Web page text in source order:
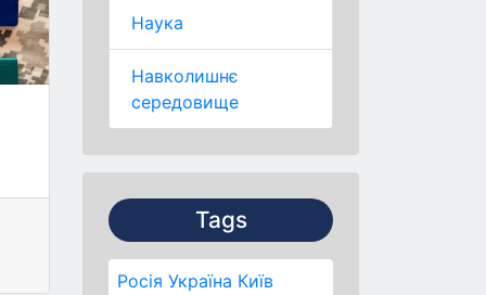
Наука
Навколишнє
середовище
Tags
Росія Україна Київ